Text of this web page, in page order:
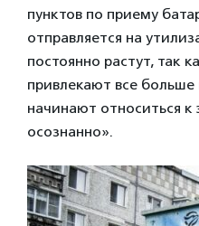
пунктов по приему
отправляется на
постоянно растут, так
привлекают все
начинают относиться
осознанно».